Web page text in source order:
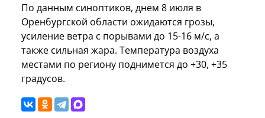
По данным синоптиков, днем 8 июля в
Оренбургской области ожидаются грозы,
усиление ветра с порывами до 15-16 м/с, а
также сильная жара. Температура воздуха
местами по региону поднимется до +30, +35
градусов.